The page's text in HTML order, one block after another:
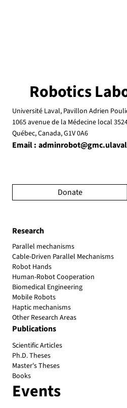
Research
Parallel mechanisms
Cable-Driven Parallel Mechanisms
Robot Hands
Human-Robot Cooperation
Biomedical Engineering
Mobile Robots
Haptic mechanisms
Other Research Areas
Publications
Scientific Articles
Ph.D. Theses
Master's Theses
Books
Events
Robotics
Email :
Université Laval, Pavillon Adrien
1065 avenue de la Médecine local
Québec, Canada, G1V 0A6
Donate